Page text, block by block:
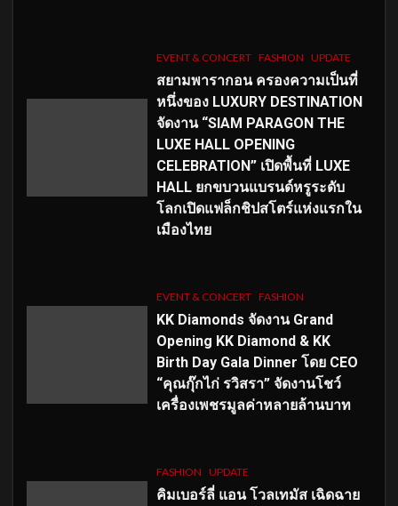
EVENT & CONCERT FASHION UPDATE
สยามพารากอน ครองความเป็นที่
หนึ่งของ LUXURY DESTINATION
จัดงาน “SIAM PARAGON THE
LUXE HALL OPENING
CELEBRATION” เปิดพื้นที่ LUXE
HALL ยกขบวนแบรนด์หรูระดับ
โลกเปิดแฟล็กชิปสโตร์แห่งแรกใน
เมืองไทย
EVENT & CONCERT FASHION
KK Diamonds จัดงาน Grand
Opening KK Diamond & KK
Birth Day Gala Dinner โดย CEO
“คุณกุ๊กไก่ รวิสรา” จัดงานโชว์
เครื่องเพชรมูลค่าหลายล้านบาท
FASHION UPDATE
คิมเบอร์ลี่ แอน โวลเทมัส เฉิดฉาย